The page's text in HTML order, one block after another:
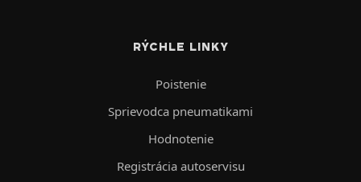
RÝCHLE LINKY
Poistenie
Sprievodca pneumatikami
Hodnotenie
Registrácia autoservisu